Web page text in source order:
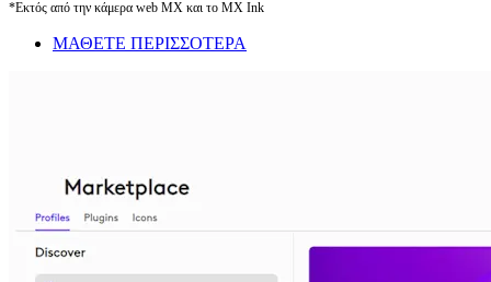
*Εκτός από την κάμερα web MX και το MX Ink
ΜΑΘΕΤΕ ΠΕΡΙΣΣΟΤΕΡΑ